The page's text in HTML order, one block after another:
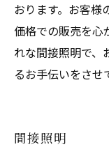
おります。お客様
価格での販売を心
れな間接照明で、
るお手伝いをさせ
間接照明